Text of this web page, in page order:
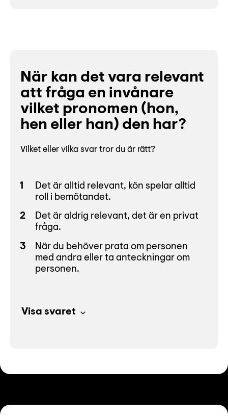
När kan det vara relevant
att fråga en invånare
vilket pronomen (hon,
hen eller han) den har?
Vilket eller vilka svar tror du är rätt?
Det är alltid relevant, kön spelar alltid
roll i bemötandet.
Det är aldrig relevant, det är en privat
fråga.
När du behöver prata om personen
med andra eller ta anteckningar om
personen.
Visa svaret